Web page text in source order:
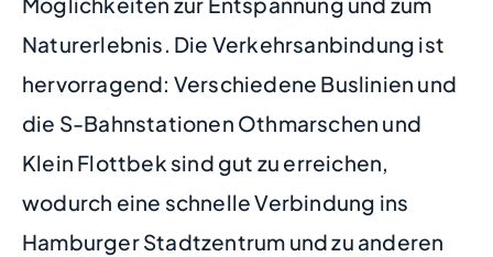
Naturerlebnis. Die Verkehrsanbindung ist
hervorragend: Verschiedene Buslinien und
die S-Bahnstationen Othmarschen und
Klein Flottbek sind gut zu erreichen,
wodurch eine schnelle Verbindung ins
Hamburger Stadtzentrum und zu anderen